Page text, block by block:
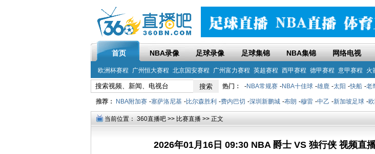
首页 NBA录像 足球录像 足球集锦 NBA集锦 网络电视
欧洲杯赛程 广州恒大赛程 北京国安赛程 广州富力赛程 英超赛程 西甲赛程 德甲赛程 意甲赛程 火
热门： -NBA常规赛 -NBA十佳球 -雄鹿 -太阳 -快船 -老
推荐： NBA附加赛 -塞萨洛尼基 -比尔森胜利 -费内巴切 -深圳新鹏城 -布朗 -穆雷 -中乙 -新加坡足球 -
当前位置： 360直播吧 >> 比赛直播 >> 正文
2026年01月16日 09:30 NBA 爵士 VS 独行侠 视频直